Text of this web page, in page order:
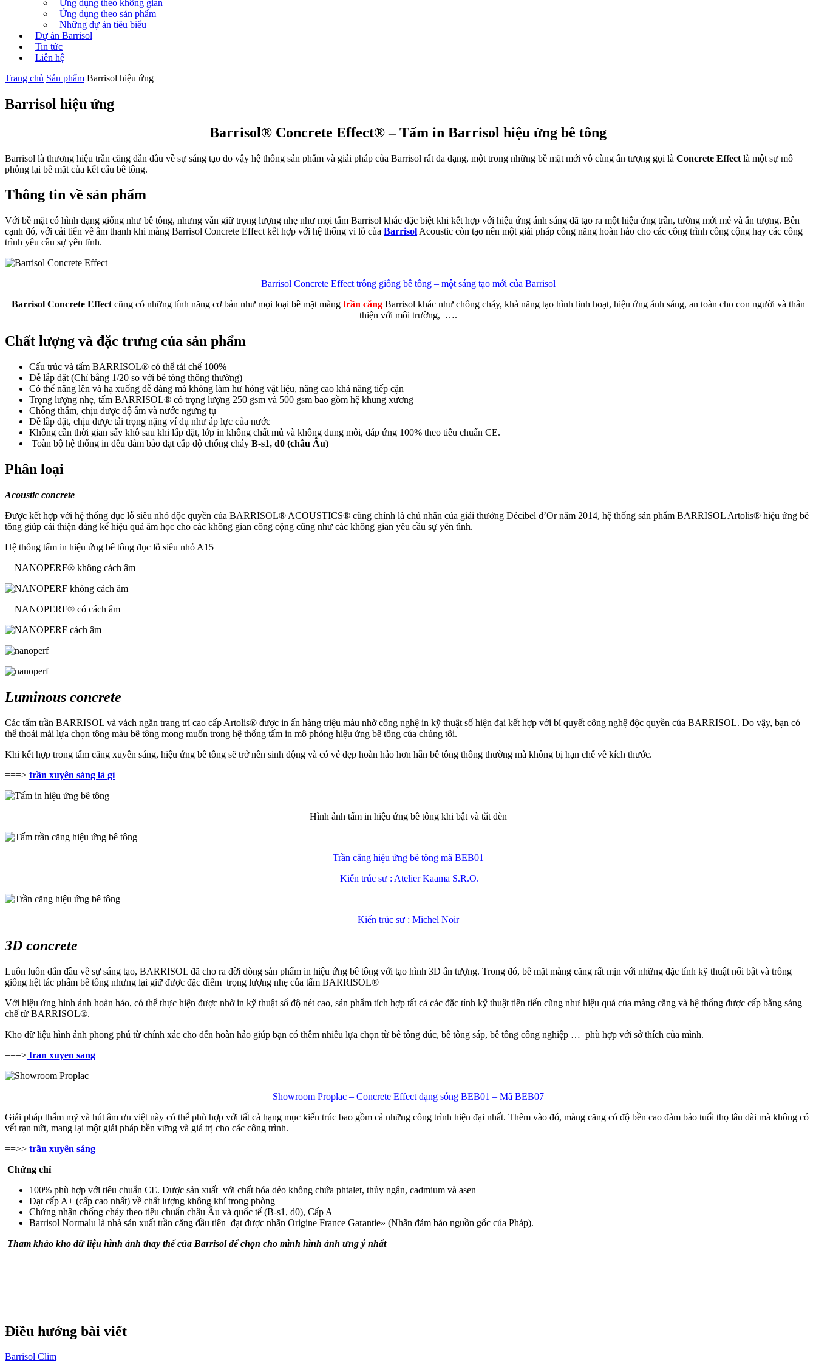
Ứng dụng theo không gian
Ứng dụng theo sản phẩm
Những dự án tiêu biểu
Dự án Barrisol
Tin tức
Liên hệ
Trang chủ Sản phẩm Barrisol hiệu ứng
Barrisol hiệu ứng
Barrisol® Concrete Effect® – Tấm in Barrisol hiệu ứng bê tông
Barrisol là thương hiệu trần căng dẫn đầu về sự sáng tạo do vậy hệ thống sản phẩm và giải pháp của Barrisol rất đa dạng, một trong những bề mặt mới vô cùng ấn tượng gọi là Concrete Effect là một sự mô
phỏng lại bề mặt của kết cấu bê tông.
Thông tin về sản phẩm
Với bề mặt có hình dạng giống như bê tông, nhưng vẫn giữ trọng lượng nhẹ như mọi tấm Barrisol khác đặc biệt khi kết hợp với hiệu ứng ánh sáng đã tạo ra một hiệu ứng trần, tường mới mẻ và ấn tượng. Bên
cạnh đó, với cải tiến về âm thanh khi màng Barrisol Concrete Effect kết hợp với hệ thống vi lỗ của Barrisol Acoustic còn tạo nên một giải pháp công năng hoàn hảo cho các công trình công cộng hay các công
trình yêu cầu sự yên tĩnh.
Barrisol Concrete Effect trông giống bê tông – một sáng tạo mới của Barrisol
Barrisol Concrete Effectcũng có những tính năng cơ bản như mọi loại bề mặt màng trần căngBarrisol khác như chống cháy, khả năng tạo hình linh hoạt, hiệu ứng ánh sáng, an toàn cho con người và thân
thiện với môi trường, ….
Chất lượng và đặc trưng của sản phẩm
Cấu trúc và tấm BARRISOL® có thể tái chế 100%
Dễ lắp đặt (Chỉ bằng 1/20 so với bê tông thông thường)
Có thể nâng lên và hạ xuống dễ dàng mà không làm hư hỏng vật liệu, nâng cao khả năng tiếp cận
Trọng lượng nhẹ, tấm BARRISOL® có trọng lượng 250 gsm và 500 gsm bao gồm hệ khung xương
Chống thấm, chịu được độ ẩm và nước ngưng tụ
Dễ lắp đặt, chịu được tải trọng nặng ví dụ như áp lực của nước
Không cần thời gian sấy khô sau khi lắp đặt, lớp in không chất mủ và không dung môi, đáp ứng 100% theo tiêu chuẩn CE.
Toàn bộ hệ thống in đều đảm bảo đạt cấp độ chống cháy B-s1, d0 (châu Âu)
Phân loại
Acoustic concrete
Được kết hợp với hệ thống đục lỗ siêu nhỏ độc quyền của BARRISOL® ACOUSTICS® cũng chính là chủ nhân của giải thưởng Décibel d’Or năm 2014, hệ thống sản phẩm BARRISOL Artolis® hiệu ứng bê
tông giúp cải thiện đáng kể hiệu quả âm học cho các không gian công cộng cũng như các không gian yêu cầu sự yên tĩnh.
Hệ thống tấm in hiệu ứng bê tông đục lỗ siêu nhỏ A15
NANOPERF® không cách âm
NANOPERF® có cách âm
Luminous concrete
Các tấm trần BARRISOL và vách ngăn trang trí cao cấp Artolis® được in ấn hàng triệu màu nhờ công nghệ in kỹ thuật số hiện đại kết hợp với bí quyết công nghệ độc quyền của BARRISOL. Do vậy, bạn có
thể thoải mái lựa chọn tông màu bê tông mong muốn trong hệ thống tấm in mô phỏng hiệu ứng bê tông của chúng tôi.
Khi kết hợp trong tấm căng xuyên sáng, hiệu ứng bê tông sẽ trở nên sinh động và có vẻ đẹp hoàn hảo hơn hẳn bê tông thông thường mà không bị hạn chế về kích thước.
===> trần xuyên sáng là gì
Hình ảnh tấm in hiệu ứng bê tông khi bật và tắt đèn
Trần căng hiệu ứng bê tông mã BEB01
Kiến trúc sư : Atelier Kaama S.R.O.
Kiến trúc sư : Michel Noir
3D concrete
Luôn luôn dẫn đầu về sự sáng tạo, BARRISOL đã cho ra đời dòng sản phẩm in hiệu ứng bê tông với tạo hình 3D ấn tượng. Trong đó, bề mặt màng căng rất mịn với những đặc tính kỹ thuật nổi bật và trông
giống hệt tác phẩm bê tông nhưng lại giữ được đặc điểm trọng lượng nhẹ của tấm BARRISOL®
Với hiệu ứng hình ảnh hoàn hảo, có thể thực hiện được nhờ in kỹ thuật số độ nét cao, sản phẩm tích hợp tất cả các đặc tính kỹ thuật tiên tiến cũng như hiệu quả của màng căng và hệ thống được cấp bằng sáng
chế từ BARRISOL®.
Kho dữ liệu hình ảnh phong phú từ chính xác cho đến hoàn hảo giúp bạn có thêm nhiều lựa chọn từ bê tông đúc, bê tông sáp, bê tông công nghiệp … phù hợp với sở thích của mình.
===> tran xuyen sang
Showroom Proplac – Concrete Effect dạng sóng BEB01 – Mã BEB07
Giải pháp thẩm mỹ và hút âm ưu việt này có thể phù hợp với tất cả hạng mục kiến trúc bao gồm cả những công trình hiện đại nhất. Thêm vào đó, màng căng có độ bền cao đảm bảo tuổi thọ lâu dài mà không có
vết rạn nứt, mang lại một giải pháp bền vững và giá trị cho các công trình.
==>> trần xuyên sáng
Chứng chỉ
100% phù hợp với tiêu chuẩn CE. Được sản xuất với chất hóa dẻo không chứa phtalet, thủy ngân, cadmium và asen
Đạt cấp A+ (cấp cao nhất) về chất lượng không khí trong phòng
Chứng nhận chống cháy theo tiêu chuẩn châu Âu và quốc tế (B-s1, d0), Cấp A
Barrisol Normalu là nhà sản xuất trần căng đầu tiên đạt được nhãn Origine France Garantie» (Nhãn đảm bảo nguồn gốc của Pháp).
Tham khảo kho dữ liệu hình ảnh thay thế của Barrisol để chọn cho mình hình ảnh ưng ý nhất
Điều hướng bài viết
Barrisol Clim